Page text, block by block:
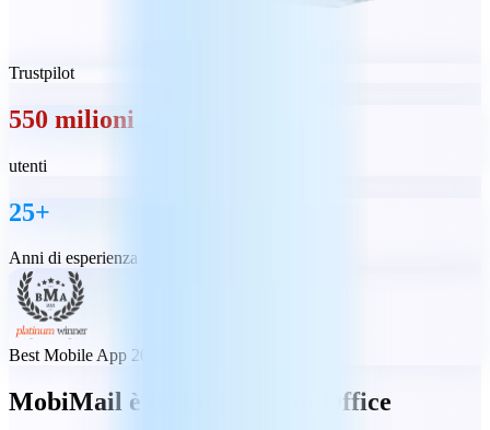
Trustpilot
550 milioni
utenti
25+
Anni di esperienza
Best Mobile App 2023
MobiMail è incluso in MobiOffice